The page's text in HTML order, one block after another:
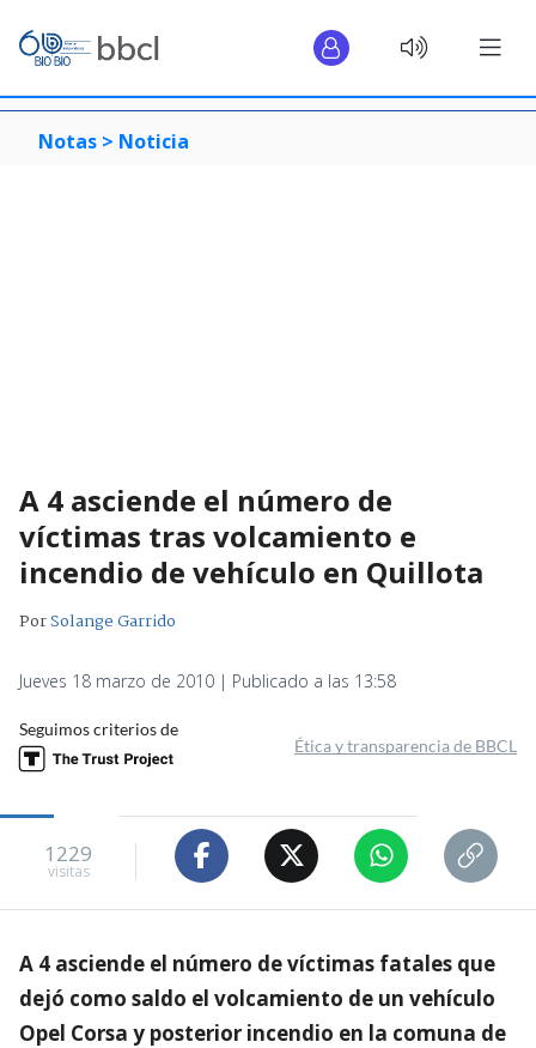
Notas > Noticia
A 4 asciende el número de
víctimas tras volcamiento e
incendio de vehículo en Quillota
PorSolange Garrido
Jueves 18 marzo de 2010 | Publicado a las 13:58
Seguimos criterios de
Ética y transparencia de BBCL
1229
visitas
A 4 asciende el número de víctimas fatales que
dejó como saldo el volcamiento de un vehículo
Opel Corsa y posterior incendio en la comuna de